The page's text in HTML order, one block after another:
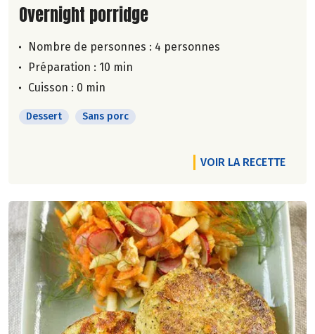
Lire la suite de la recette
Overnight porridge
Nombre de personnes : 4 personnes
Préparation : 10 min
Cuisson : 0 min
Dessert Sans porc
VOIR LA RECETTE